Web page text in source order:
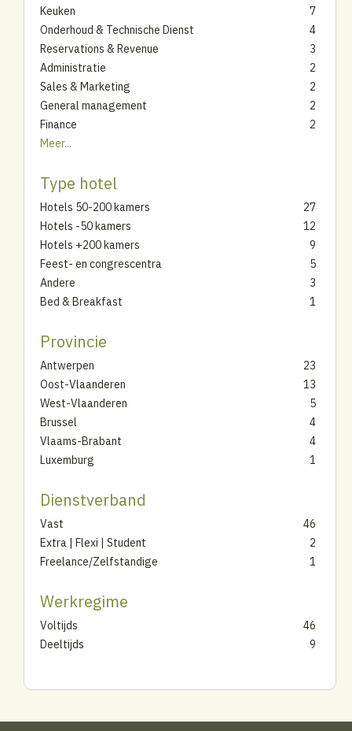
Keuken
7
Onderhoud & Technische Dienst
4
Reservations & Revenue
3
Administratie
2
Sales & Marketing
2
General management
2
Finance
2
Meer...
Type hotel
Hotels 50-200 kamers
27
Hotels -50 kamers
12
Hotels +200 kamers
9
Feest- en congrescentra
5
Andere
3
Bed & Breakfast
1
Provincie
Antwerpen
23
Oost-Vlaanderen
13
West-Vlaanderen
5
Brussel
4
Vlaams-Brabant
4
Luxemburg
1
Dienstverband
Vast
46
Extra | Flexi | Student
2
Freelance/Zelfstandige
1
Werkregime
Voltijds
46
Deeltijds
9